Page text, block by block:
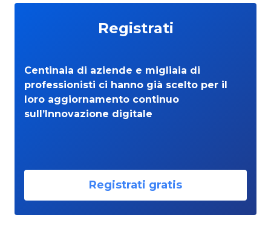
Registrati
Centinaia di aziende e migliaia di
professionisti ci hanno già scelto per il
loro aggiornamento continuo
sull’Innovazione digitale
Registrati gratis